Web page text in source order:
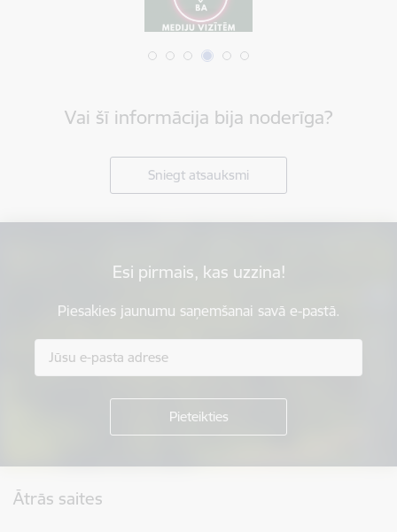
Vai šī informācija bija noderīga?
Sniegt atsauksmi
Esi pirmais, kas uzzina!
Piesakies jaunumu saņemšanai savā e-pastā.
Ātrās saites